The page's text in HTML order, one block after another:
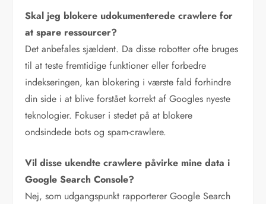
Skal jeg blokere udokumenterede crawlere for
at spare ressourcer?
Det anbefales sjældent. Da disse robotter ofte bruges
til at teste fremtidige funktioner eller forbedre
indekseringen, kan blokering i værste fald forhindre
din side i at blive forstået korrekt af Googles nyeste
teknologier. Fokuser i stedet på at blokere
ondsindede bots og spam-crawlere.
Vil disse ukendte crawlere påvirke mine data i
Google Search Console?
Nej, som udgangspunkt rapporterer Google Search